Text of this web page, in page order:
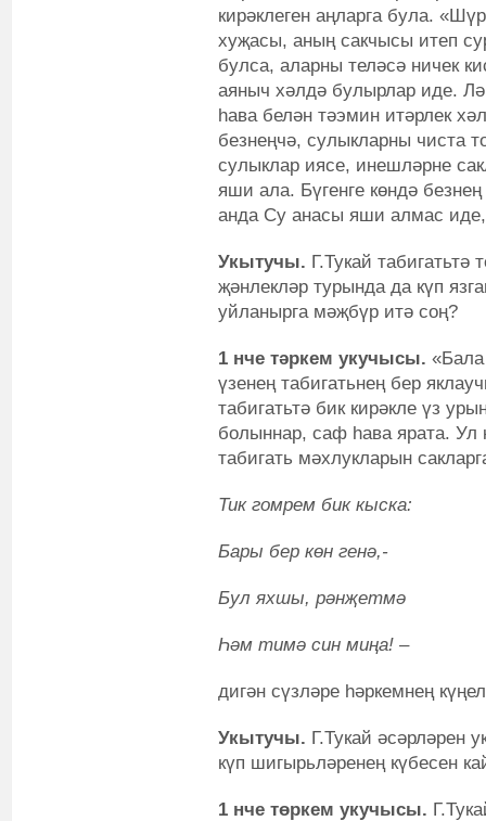
кирәклеген аңларга була.
хуҗасы, аның сакчысы итеп
булса, аларны теләсә ничек
аяныч хәлдә булырлар иде.
һава белән тәэмин итәрлек
безнеңчә, сулыкларны чиста
сулыклар иясе, инешләрне
яши ала. Бүгенге көндә
анда Су анасы яши алмас
Укытучы. Г.Тукай табигатьтә
җәнлекләр турында да күп
уйланырга мәҗбүр итә соң?
1 нче тәркем укучысы.
үзенең табигатьнең бер
табигатьтә бик кирәкле үз
болыннар, саф һава ярата.
табигать мәхлукларын
Тик гомрем бик кыска:
Бары бер көн генә,-
Бул яхшы, рәнҗетмә
Һәм тимә син миңа! –
дигән сүзләре һәркемнең
Укытучы. Г.Тукай әсәрләрен
күп шигырьләренең күбесен
1 нче төркем укучысы.